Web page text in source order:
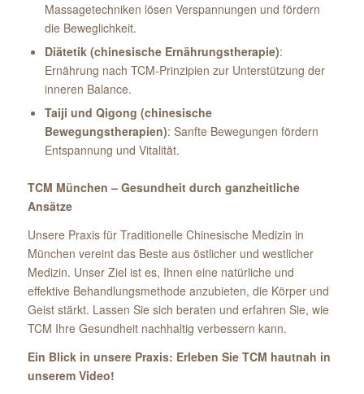
Massagetechniken lösen Verspannungen und fördern
die Beweglichkeit.
Diätetik (chinesische Ernährungstherapie):
Ernährung nach TCM-Prinzipien zur Unterstützung der
inneren Balance.
Taiji und Qigong (chinesische
Bewegungstherapien): Sanfte Bewegungen fördern
Entspannung und Vitalität.
TCM München – Gesundheit durch ganzheitliche
Ansätze
Unsere Praxis für Traditionelle Chinesische Medizin in
München vereint das Beste aus östlicher und westlicher
Medizin. Unser Ziel ist es, Ihnen eine natürliche und
effektive Behandlungsmethode anzubieten, die Körper und
Geist stärkt. Lassen Sie sich beraten und erfahren Sie, wie
TCM Ihre Gesundheit nachhaltig verbessern kann.
Ein Blick in unsere Praxis: Erleben Sie TCM hautnah in
unserem Video!